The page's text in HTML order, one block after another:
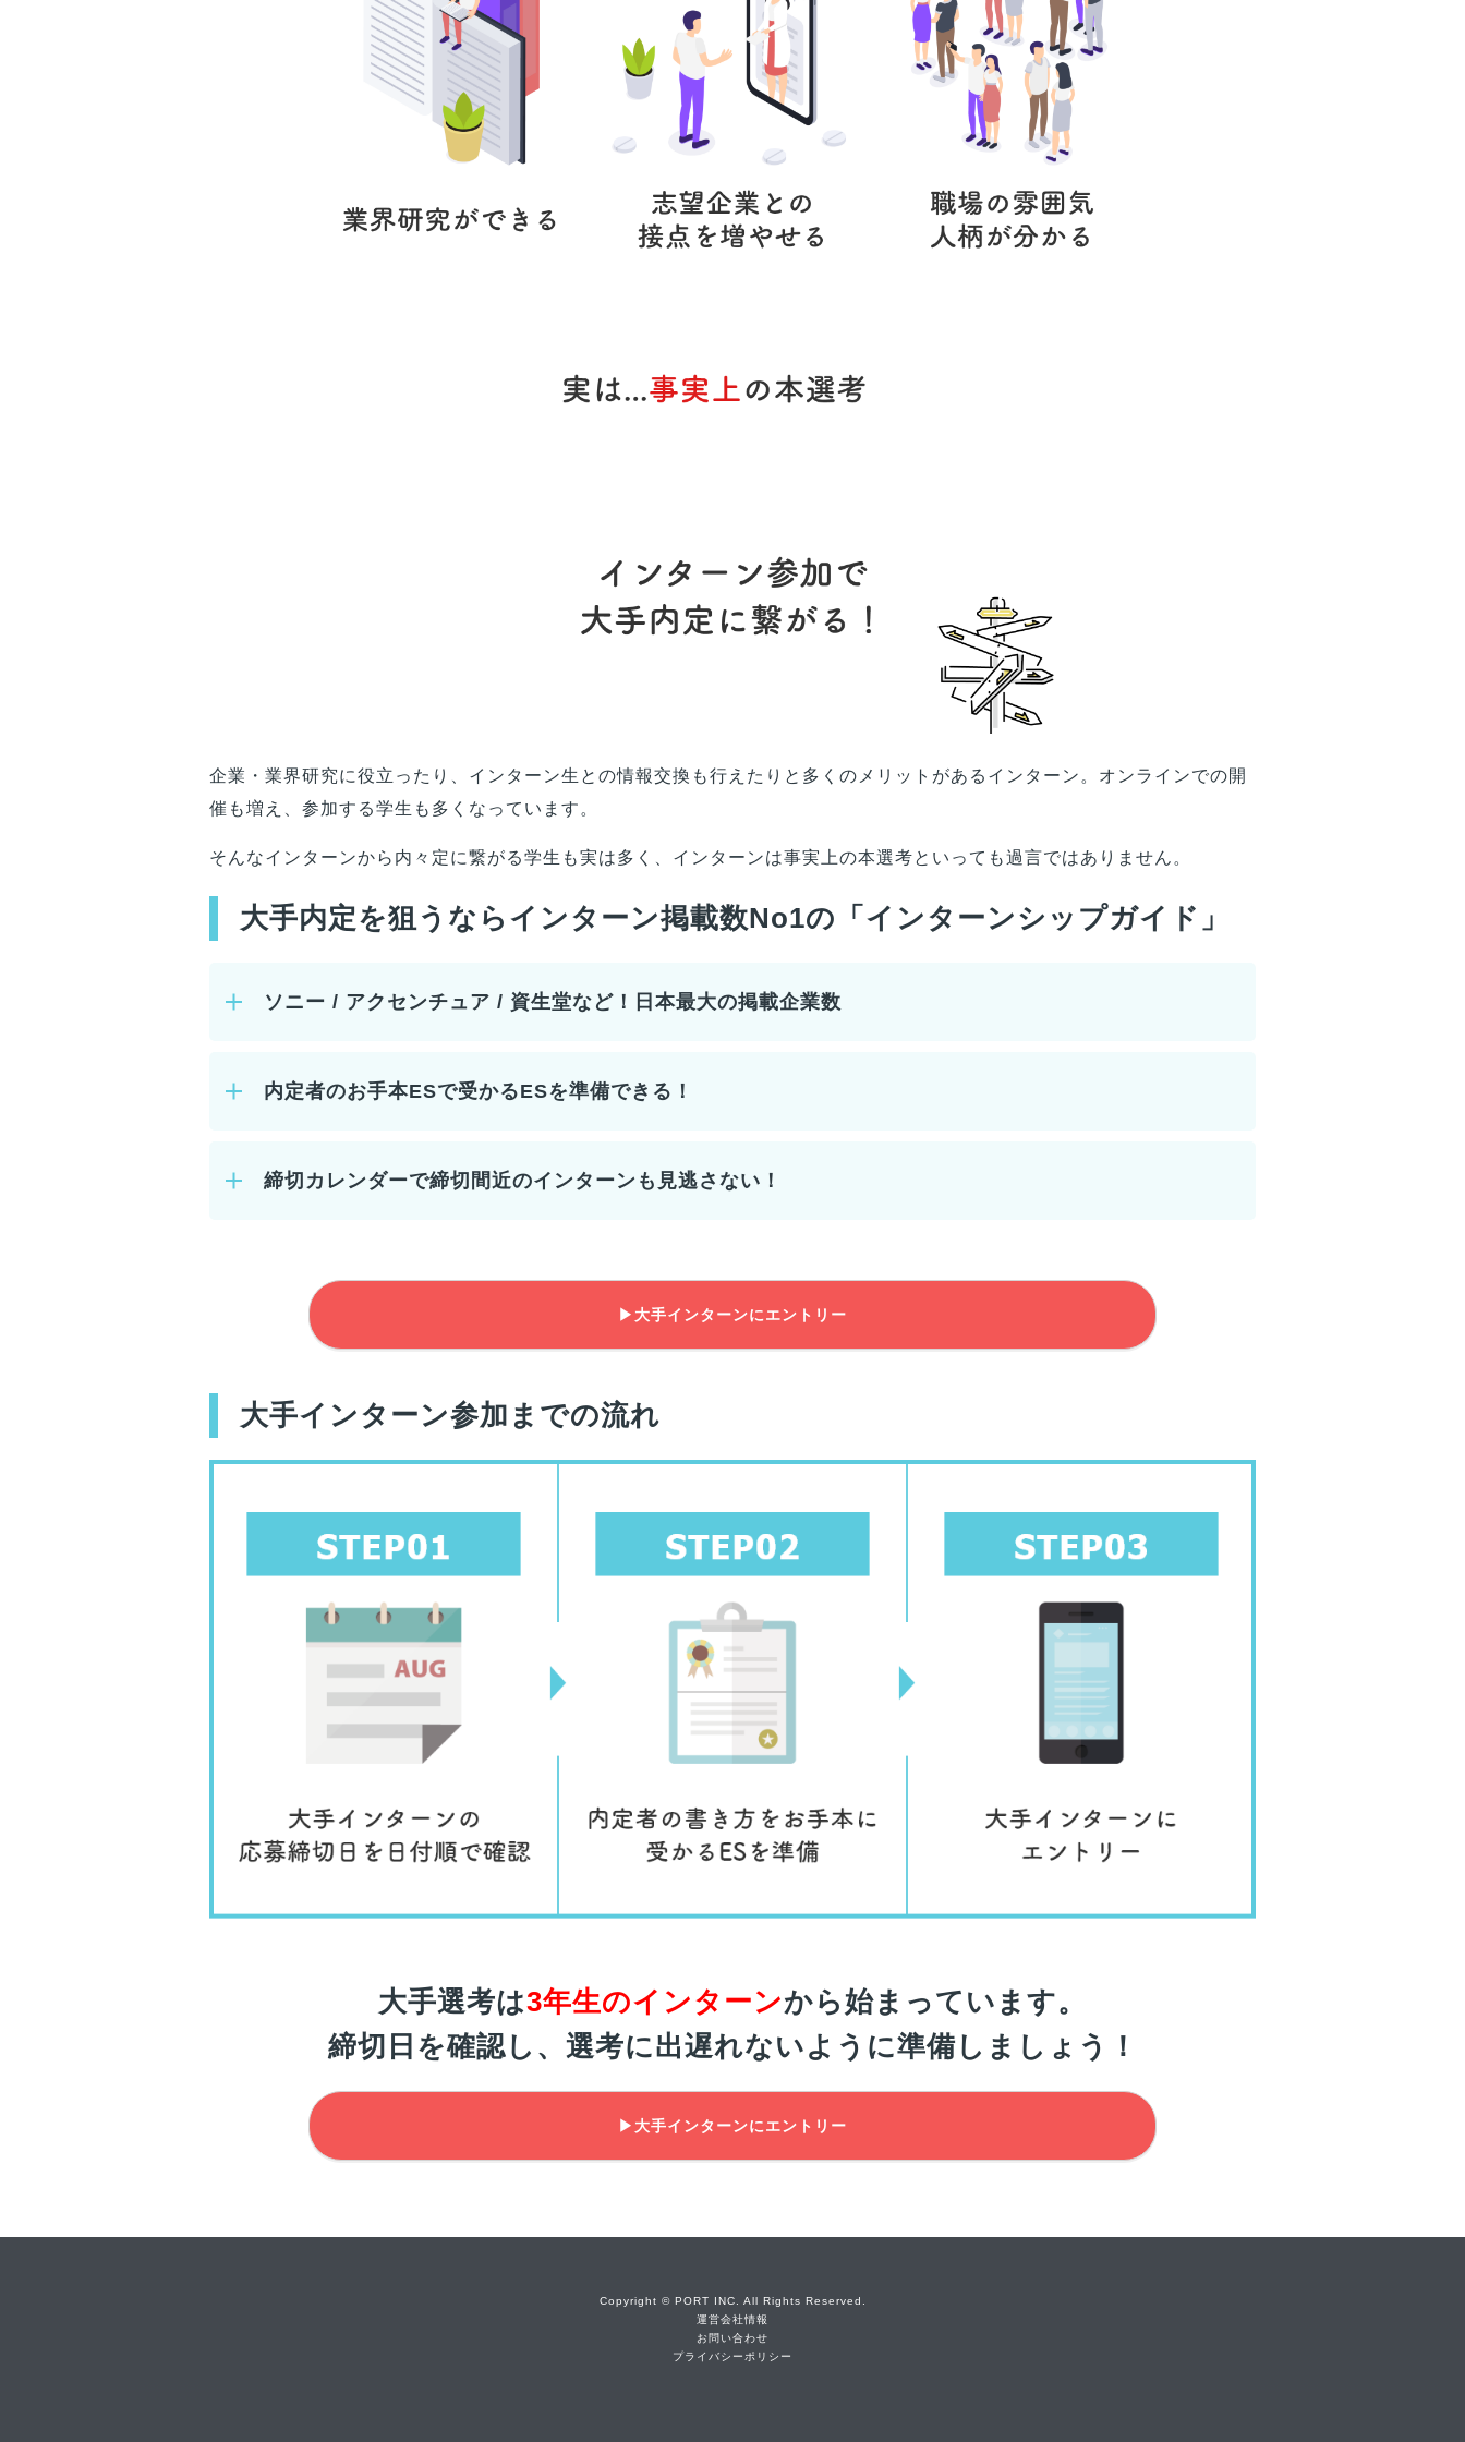
企業・業界研究に役立ったり、インターン生との情報交換も行えたりと多くのメリットがあるインターン。オンラインでの開
催も増え、参加する学生も多くなっています。
そんなインターンから内々定に繋がる学生も実は多く、インターンは事実上の本選考といっても過言ではありません。
大手内定を狙うならインターン掲載数No1の「インターンシップガイド」
ソニー / アクセンチュア / 資生堂など！日本最大の掲載企業数
内定者のお手本ESで受かるESを準備できる！
締切カレンダーで締切間近のインターンも見逃さない！
▶大手インターンにエントリー
大手インターン参加までの流れ
大手選考は3年生のインターンから始まっています。
締切日を確認し、選考に出遅れないように準備しましょう！
▶大手インターンにエントリー
Copyright © PORT INC. All Rights Reserved.
運営会社情報
お問い合わせ
プライバシーポリシー